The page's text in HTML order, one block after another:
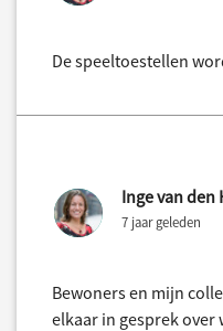
De speeltoestellen
Inge van den
7 jaar geleden
Bewoners en mijn
elkaar in gesprek over